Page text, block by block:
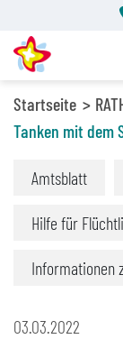
Startseite
Tanken mit dem
Amtsblatt
Hilfe für
Informationen
03.03.2022